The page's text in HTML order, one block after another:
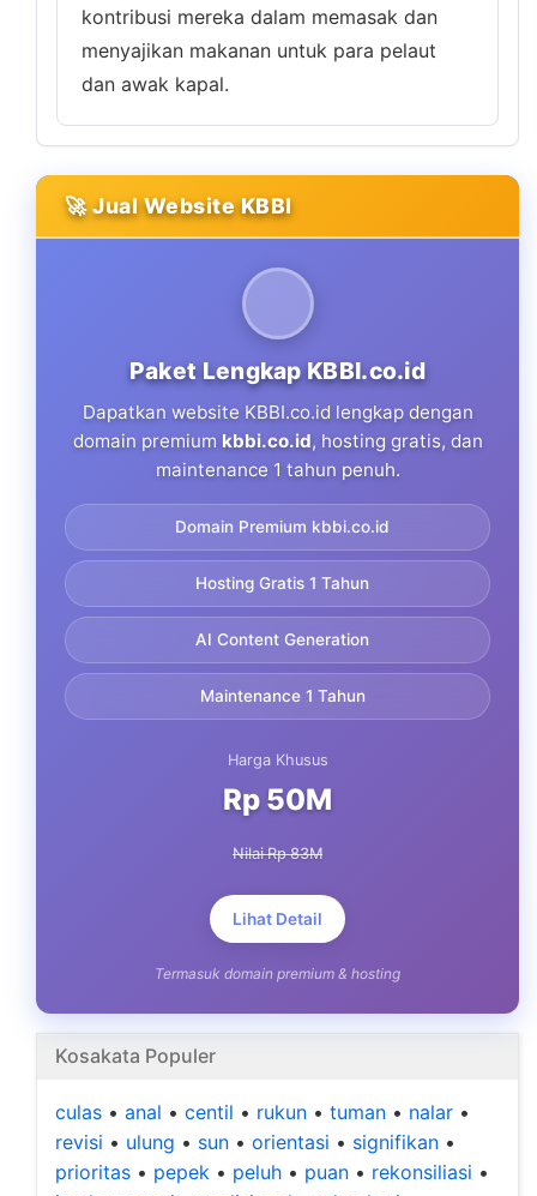
kontribusi mereka dalam memasak dan
menyajikan makanan untuk para pelaut
dan awak kapal.
🚀 Jual Website KBBI
Paket Lengkap KBBI.co.id
Dapatkan website KBBI.co.id lengkap dengan
domain premium kbbi.co.id, hosting gratis, dan
maintenance 1 tahun penuh.
Domain Premium kbbi.co.id
Hosting Gratis 1 Tahun
AI Content Generation
Maintenance 1 Tahun
Harga Khusus
Rp 50M
Nilai Rp 83M
Lihat Detail
Termasuk domain premium & hosting
Kosakata Populer
culas • anal • centil • rukun • tuman • nalar •
revisi • ulung • sun • orientasi • signifikan •
prioritas • pepek • peluh • puan • rekonsiliasi •